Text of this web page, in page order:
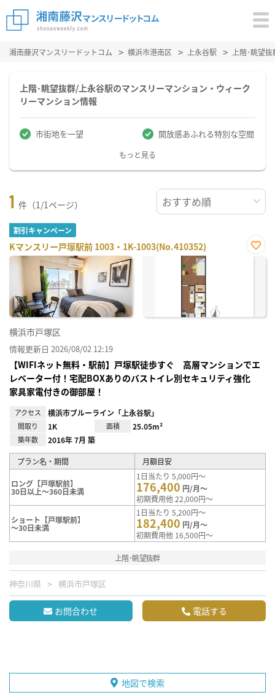
湘南藤沢マンスリードットコム 横浜市港南区 上永谷駅 上階･眺望
上階･眺望抜群/上永谷駅のマンスリーマンション・ウィーク
リーマンション情報
市街地を一望 開放感あふれる特別な空間
もっと見る
1 件（1/1ページ）
割引キャンペーン
Kマンスリー戸塚駅前 1003・1K-1003(No.410352)
お気
横浜市戸塚区
情報更新日 2026/08/02 12:19
【WIFIネット無料・駅前】戸塚駅徒歩すぐ 高層マンションでエ
レベーター付！宅配BOXありのバストイレ別セキュリティ強化
家具家電付きの御部屋！
アクセス 横浜市ブルーライン「上永谷駅」
間取り 1K 面積 25.05m²
築年数 2016年 7月 築
プラン名・期間 月額目安
ロング【戸塚駅前】
30日以上～360日未満
1日当たり 5,000円～
176,400 円/月～
初期費用他 22,000円～
ショート【戸塚駅前】
～30日未満
1日当たり 5,200円～
182,400 円/月～
初期費用他 16,500円～
上階･眺望抜群
神奈川県 横浜市戸塚区
お問合わせ 電話する
地図で検索